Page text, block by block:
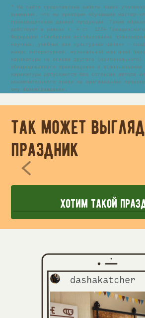
* На сайте представлены работы наших
внимание, что мы проводим обучающие мастер-
производителем данной продукции. Таким
действует в рамках п. 4 ст. 1274 Гражданского
Федерации «Свободное использование
научных, учебных или культурных целях» -
жанре литературной, музыкальной или иной
карикатуры на основе другого (оригинального)
обнародованного произведения и
карикатуры допускаются без согласия автора
исключительного права на оригинальное
ему вознаграждения.
так может
праздник
хотим такой
dashakatcher